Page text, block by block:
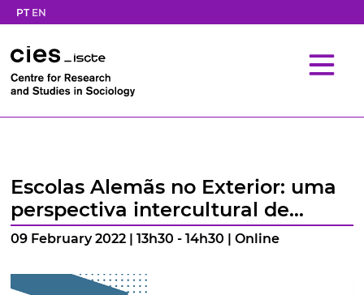
PT EN
Escolas Alemãs no Exterior: uma
perspectiva intercultural de
gestão?
09 February 2022 | 13h30 - 14h30 | Online